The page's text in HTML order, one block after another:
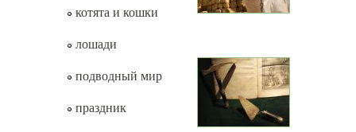
котята и кошки
лошади
подводный мир
праздник